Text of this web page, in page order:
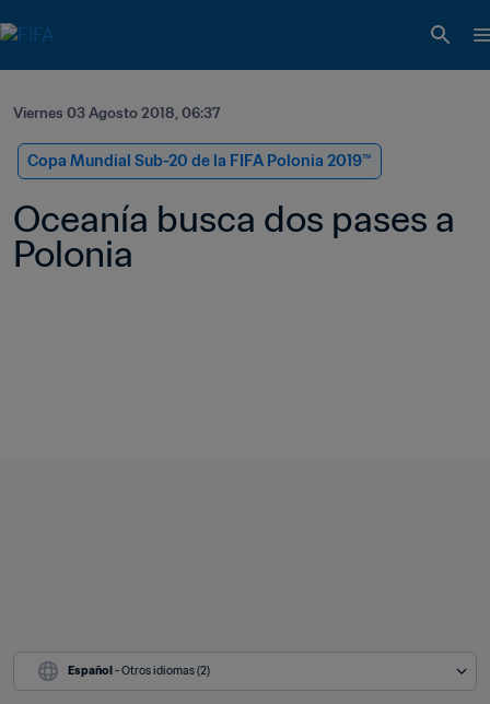
Viernes 03 Agosto 2018, 06:37
Copa Mundial Sub-20 de la FIFA Polonia 2019™
Oceanía busca dos pases a
Polonia
Español - Otros idiomas (2)